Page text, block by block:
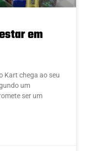
em
Kart chega ao seu
um
ser um